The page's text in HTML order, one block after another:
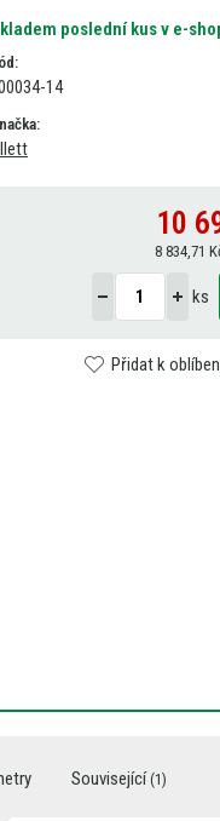
poslední kus v e-
14
10
8 834,71
ks
Přidat k
Související(1)